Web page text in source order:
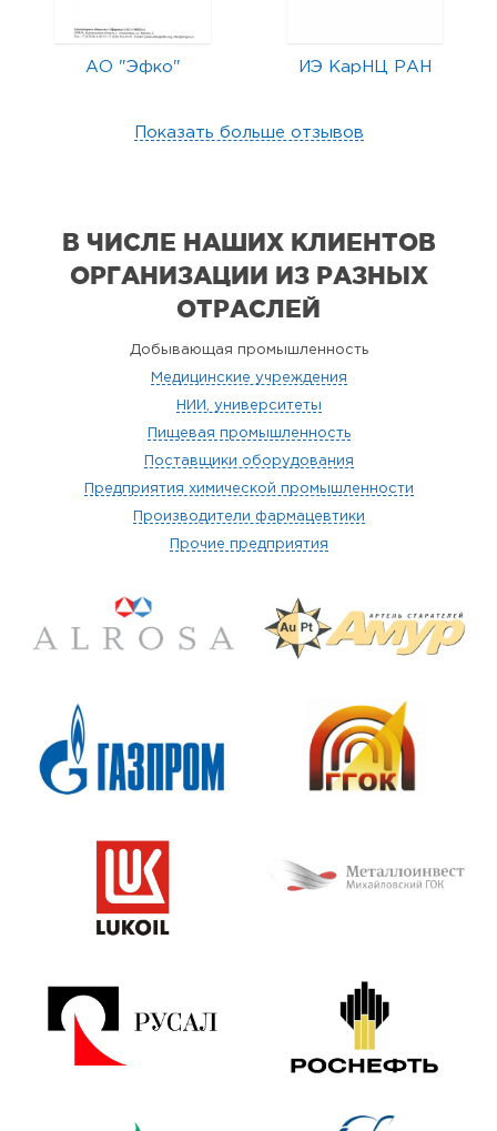
АО "Эфко" ИЭ КарНЦ РАН
Показать больше отзывов
В ЧИСЛЕ НАШИХ КЛИЕНТОВ
ОРГАНИЗАЦИИ ИЗ РАЗНЫХ
ОТРАСЛЕЙ
Добывающая промышленность
Медицинские учреждения
НИИ, университеты
Пищевая промышленность
Поставщики оборудования
Предприятия химической промышленности
Производители фармацевтики
Прочие предприятия